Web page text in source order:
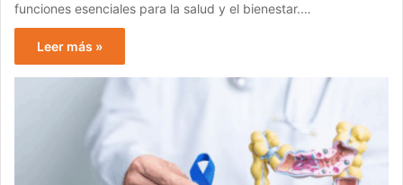
funciones esenciales para la salud y el bienestar.…
Leer más »